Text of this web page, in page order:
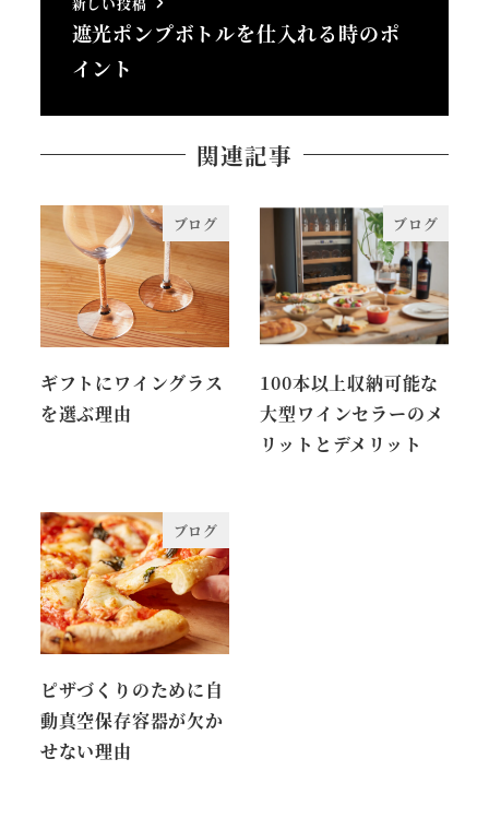
遮光ポンプボトルを仕入れる時のポ
イント
関連記事
ブログ
ギフトにワイングラス
を選ぶ理由
ブログ
100本以上収納可能な
大型ワインセラーのメ
リットとデメリット
ブログ
ピザづくりのために自
動真空保存容器が欠か
せない理由